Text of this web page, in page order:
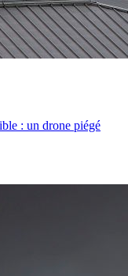
: un drone piégé